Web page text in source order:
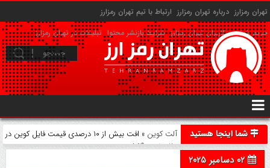
تهران رمزارز درباره تهران رمزارز ارتباط با تیم تهران رمزارز
حریم شخصی کاربران تهران رمزارز شرایط بازنشر محتوا تبلیغات در تهران رمزارز
شما اینجا هستید آلت کوین
» افت بیش از ۱۰ درصدی قیمت فایل‌ کوین در
۲۴ ساعت گذشته
02 دسامبر 2025